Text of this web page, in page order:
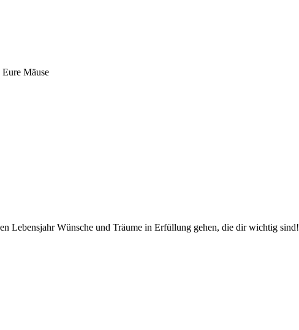
Mäuse
Lebensjahr Wünsche und Träume in Erfüllung gehen, die dir wichtig sind!